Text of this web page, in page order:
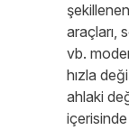
araçları,
vb.
hızla
ahlaki